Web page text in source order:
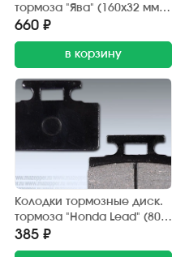
тормоза "Ява" (160х32 мм.)
передние (2 шт.) Китай
660 ₽
в корзину
Колодки тормозные диск.
тормоза "Honda Lead" (80
см3) Китай (2 шт.) до 1990
г/в
385 ₽